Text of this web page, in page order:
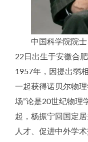
中国科学院院
22日出生于安徽合
1957年，因提出弱
一起获得诺贝尔物
场”论是20世纪物理
起，杨振宁回国定
人才、促进中外学